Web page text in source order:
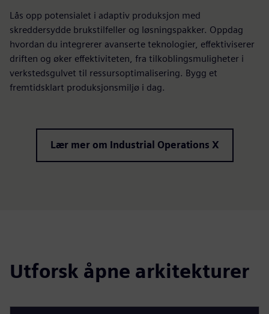
Lås opp potensialet i adaptiv produksjon med
skreddersydde brukstilfeller og løsningspakker. Oppdag
hvordan du integrerer avanserte teknologier, effektiviserer
driften og øker effektiviteten, fra tilkoblingsmuligheter i
verkstedsgulvet til ressursoptimalisering. Bygg et
fremtidsklart produksjonsmiljø i dag.
Lær mer om Industrial Operations X
Utforsk åpne arkitekturer